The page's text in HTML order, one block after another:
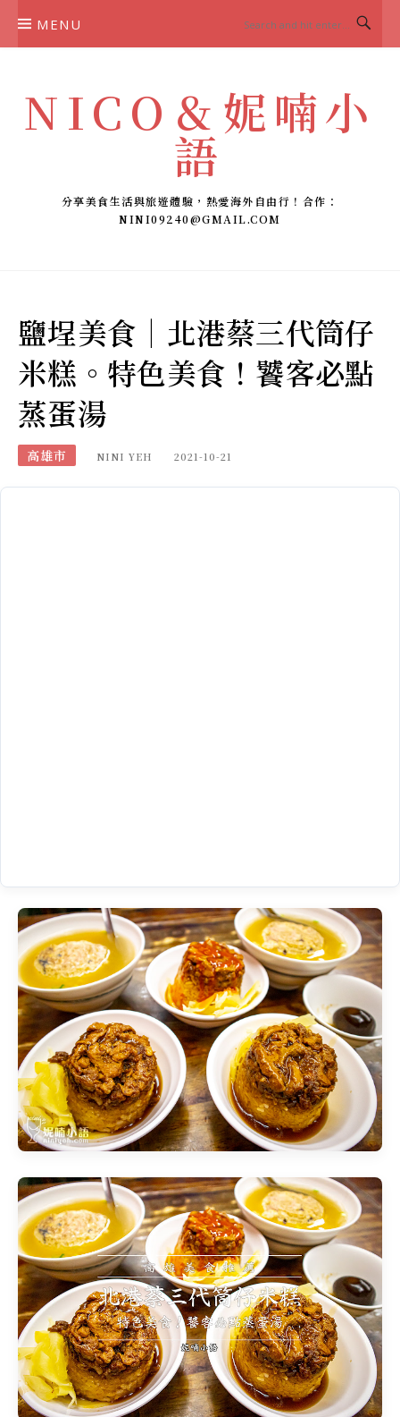
MENU
NICO＆妮喃小
語
分享美食生活與旅遊體驗，熱愛海外自由行！合作：
NINI09240@GMAIL.COM
鹽埕美食｜北港蔡三代筒仔
米糕。特色美食！饕客必點
蒸蛋湯
高雄市 NINI YEH 2021-10-21